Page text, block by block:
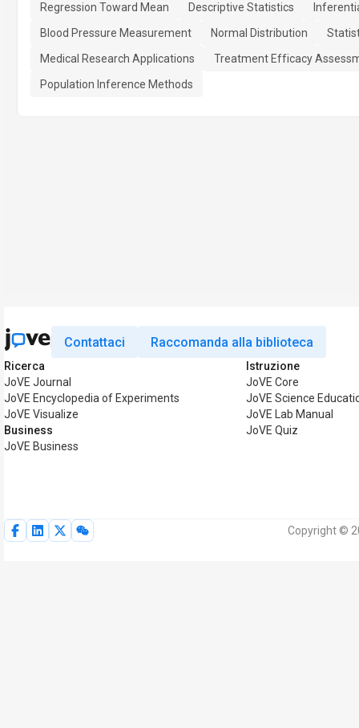
Regression Toward Mean Descriptive Statistics
Blood Pressure Measurement
Normal Distribution
Medical Research Applications
Treatment Efficacy
Population Inference Methods
Contattaci Raccomanda alla biblioteca
Ricerca
JoVE Journal
JoVE Encyclopedia of Experiments
JoVE Visualize
Business
JoVE Business
Istruzione
JoVE Core
JoVE Science
JoVE Lab Manual
JoVE Quiz
Copyright ©